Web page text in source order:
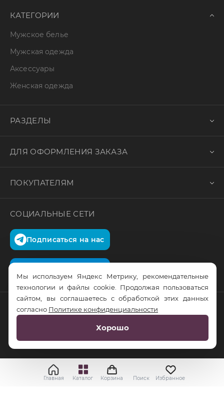
КАТЕГОРИИ
Мужское белье
Мужская одежда
Аксессуары
Женская одежда
РАЗДЕЛЫ
ДЛЯ ОФОРМЛЕНИЯ ЗАКАЗА
ПОКУПАТЕЛЯМ
СОЦИАЛЬНЫЕ СЕТИ
Подписаться на нас
© RusTrus. 2011-2026. Все права защищены
RS Digital
Главная Каталог Корзина Поиск Избранное
Мы используем Яндекс Метрику, рекомендательные
технологии и файлы cookie. Продолжая пользоваться
сайтом, вы соглашаетесь с обработкой этих данных
согласно Политике конфиденциальности
Хорошо